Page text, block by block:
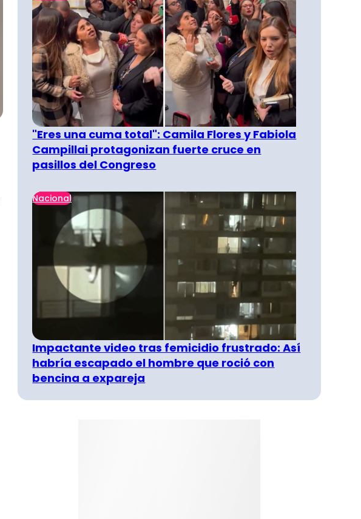
"Eres una cuma total": Camila Flores y Fabiola
Campillai protagonizan fuerte cruce en
pasillos del Congreso
Nacional
Impactante video tras femicidio frustrado: Así
habría escapado el hombre que roció con
bencina a expareja